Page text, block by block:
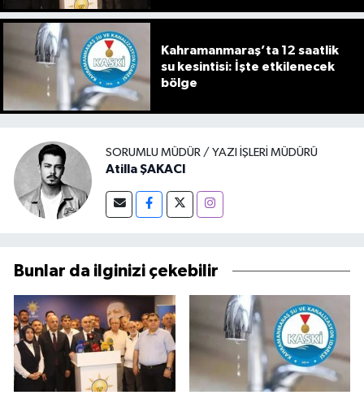
Kahramanmaraş’ta 12 saatlik
su kesintisi: İşte etkilenecek
bölge
SORUMLU MÜDÜR / YAZI İŞLERI MÜDÜRÜ
Atilla ŞAKACI
Bunlar da ilginizi çekebilir